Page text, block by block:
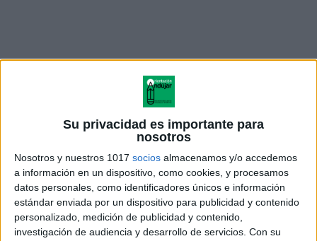
Su privacidad es importante para
nosotros
Nosotros y nuestros 1017 socios almacenamos y/o accedemos
a información en un dispositivo, como cookies, y procesamos
datos personales, como identificadores únicos e información
estándar enviada por un dispositivo para publicidad y contenido
personalizado, medición de publicidad y contenido,
investigación de audiencia y desarrollo de servicios. Con su
Dinámico Lapbook de Mujeres para el 8M no solo
promueve la educación sobre la igualdad de género y
el empoderamiento femenino, sino que también
fomenta la reflexión sobre el papel crucial de las
mujeres en la sociedad y la importancia de seguir
luchando por la igualdad.
El Día Internacional de la Mujer, celebrado el 8 de
marzo de cada año, es mucho más que una fecha en